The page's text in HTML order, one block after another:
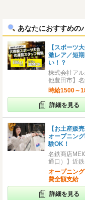
あなたにおすすめの
【スポーツ
激レア／短
い！？
株式会社ア
他豊田市】
時給1500～
詳細を見る
【お土産販
オープニン
験OK！
名鉄商店
通口）】近
オープニン
費全額支給
詳細を見る